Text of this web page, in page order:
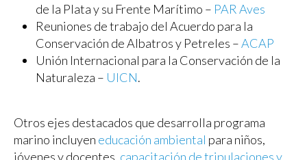
de la Plata y su Frente Marítimo – PAR Aves
Reuniones de trabajo del Acuerdo para la
Conservación de Albatros y Petreles –ACAP
Unión Internacional para la Conservación de la
Naturaleza – UICN.
Otros ejes destacados que desarrolla programa
marino incluyen educación ambiental para niños,
jóvenes y docentes, capacitación de tripulaciones y